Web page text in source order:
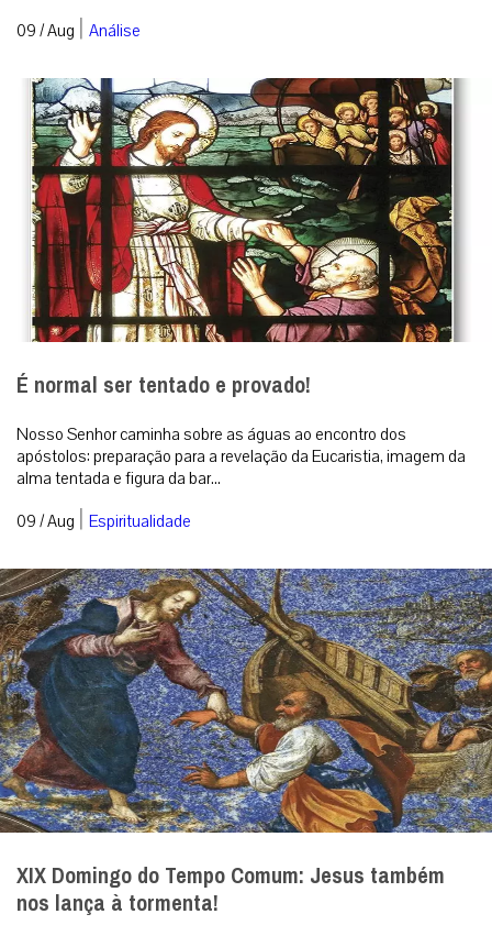
09 / Aug | Análise
É normal ser tentado e provado!
Nosso Senhor caminha sobre as águas ao encontro dos
apóstolos: preparação para a revelação da Eucaristia, imagem da
alma tentada e figura da bar...
09 / Aug | Espiritualidade
XIX Domingo do Tempo Comum: Jesus também
nos lança à tormenta!